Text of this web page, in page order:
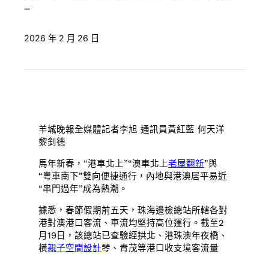
…
2026 年 2 月 26 日
羊城晚報全媒體記者李旭 通訊員黃紅藍 何天洋
黎釗德
馬年新春，“港車北上”“澳車北上老屋翻新”與
“粵車南下”雙向便捷通行，內地與港澳居平易近
“串門過年”成為熱潮。
據悉，春節假期前五天，珠海邊檢總站所轄各對
港對澳港口客流、車流均堅持高位運行。截至2
月19日，該總站已查驗經拱北、港珠澳年夜橋、
橫親子空間設計琴、青茂等港口收支境客流量